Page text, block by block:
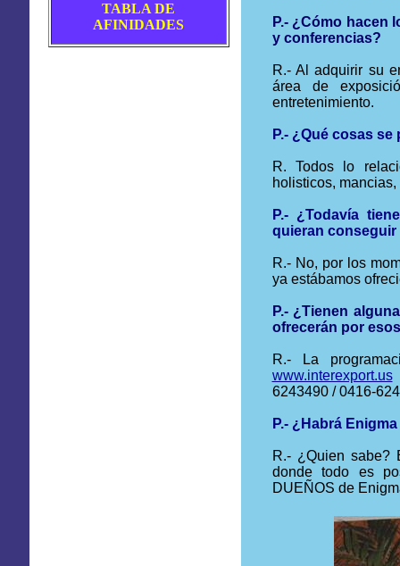
TABLA DE
AFINIDADES
P.- ¿Cómo hacen
y conferencias?
R.- Al adquirir su
área de
entretenimiento.
P.- ¿Qué cosas
R. Todos lo
holisticos, mancias,
P.- ¿Todavía
quieran conseguir
R.- No, por los
ya estábamos
P.- ¿Tienen
ofrecerán por
R.- La
www.interexport.us
6243490 / 0416-
P.- ¿Habrá
R.- ¿Quien sabe?
donde todo es
DUEÑOS de